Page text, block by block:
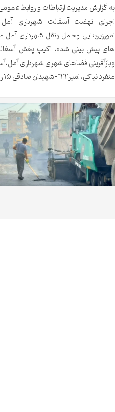
به گزارش مدیریت ارتباطات و روابط
اجرای نهضت آسفالت شهرداری
امورزیربنایی وحمل ونقل شهرداری آمل
های پیش بینی شده، اکیپ پخش
وبازآفرینی فضاهای شهری شهرداری
منفرد نیاکی، امیر22" -شهیدان صادقی ۱۵ را انجام دادند.